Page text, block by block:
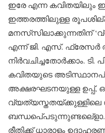
ഇരേ എന്ന കവിതയിലും
ഇത്തരത്തിലുള്ള
മനസ്‌സിലാക്കുന്നതിന്
എന്ന് ജി. എസ്. ഫ്രേസര്‍
നിര്‍വചിച്ചതോര്‍ക്കാം. ടി.
കവിതയുടെ
അക്ഷരഘടനയുള്ള ഉപ്പ്,
രീതിക്ക് ധാരാളം